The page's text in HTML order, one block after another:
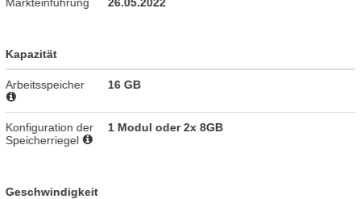
Kapazität
Arbeitsspeicher 16 GB
Konfiguration der
Speicherriegel
1 Modul oder 2x 8GB
Geschwindigkeit